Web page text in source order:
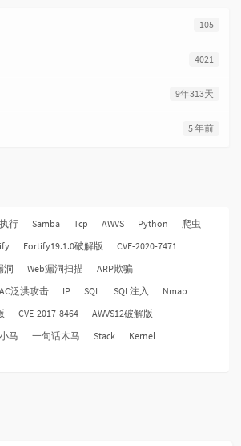
105
4021
9年313天
5 年前
行 Samba Tcp AWVS Python
爬虫
Fortify19.1.0破解版
CVE-2020-7471
洞 Web漏洞扫描
ARP欺骗
泛洪攻击 IP SQL SQL注入
Nmap
CVE-2017-8464
AWVS12破解版
马 一句话木马 Stack
Kernel